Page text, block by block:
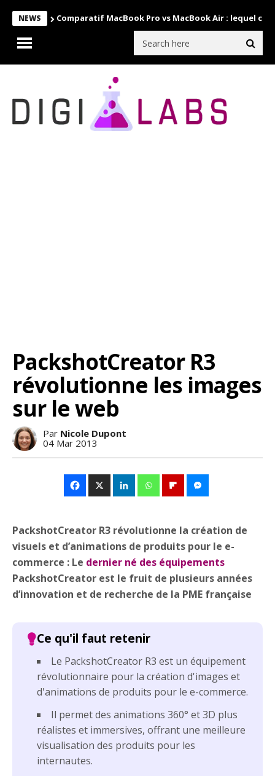
NEWS Comparatif MacBook Pro vs MacBook Air : lequel
PackshotCreator R3
révolutionne les images
sur le web
Par Nicole Dupont
04 Mar 2013
PackshotCreator R3 révolutionne la création de
visuels et d’animations de produits pour le e-
commerce : Le dernier né des équipements
PackshotCreator est le fruit de plusieurs années
d’innovation et de recherche de la PME française
Le PackshotCreator R3 est un équipement
révolutionnaire pour la création d'images et
d'animations de produits pour le e-commerce.
Il permet des animations 360° et 3D plus
réalistes et immersives, offrant une meilleure
visualisation des produits pour les
internautes.